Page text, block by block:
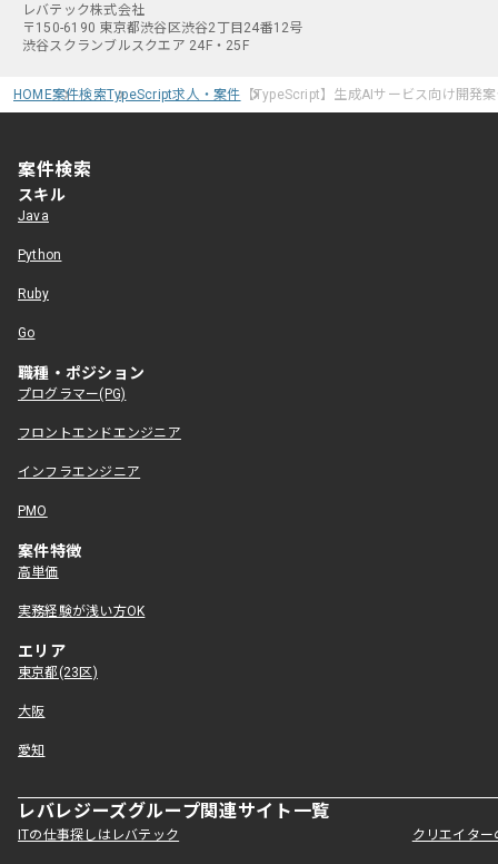
レバテック株式会社
〒150-6190 東京都渋谷区渋谷2丁目24番12号
渋谷スクランブルスクエア 24F・25F
HOME案件検索TypeScript求人・案件 【TypeScript】生成AIサービス向け開発
案件検索
スキル
Java
Python
Ruby
Go
職種・ポジション
プログラマー(PG)
フロントエンドエンジニア
インフラエンジニア
PMO
案件特徴
高単価
実務経験が浅い方OK
エリア
東京都(23区)
大阪
愛知
レバレジーズグループ関連サイト一覧
ITの仕事探しはレバテック クリエイタ